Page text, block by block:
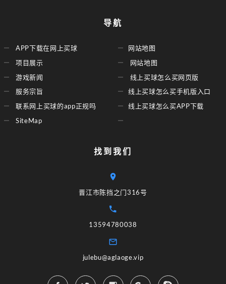
导航
APP下载在网上买球
项目展示
游戏新闻
服务宗旨
联系网上买球的app正规吗
SiteMap
网站地图
网站地图
线上买球怎么买网页版
线上买球怎么买手机版入口
线上买球怎么买APP下载
找到我们
晋江市陈挡之门316号
13594780038
julebu@aglaoge.vip